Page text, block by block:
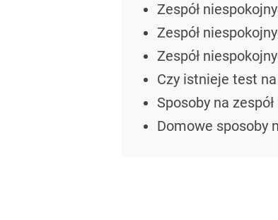
Zespół
Zespół
Zespół
Czy istnieje test
Sposoby na
Domowe sposoby